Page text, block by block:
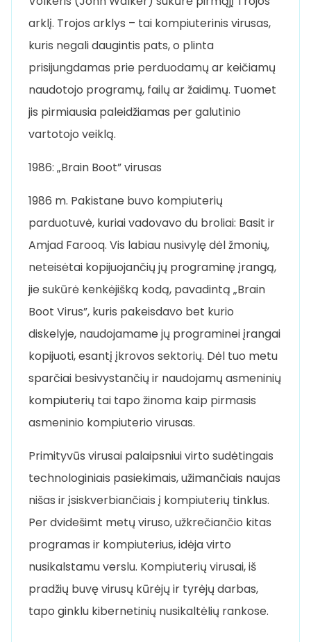
arklį. Trojos arklys – tai kompiuterinis virusas,
kuris negali daugintis pats, o plinta
prisijungdamas prie perduodamų ar keičiamų
naudotojo programų, failų ar žaidimų. Tuomet
jis pirmiausia paleidžiamas per galutinio
vartotojo veiklą.
1986: „Brain Boot” virusas
1986 m. Pakistane buvo kompiuterių
parduotuvė, kuriai vadovavo du broliai: Basit ir
Amjad Farooq. Vis labiau nusivylę dėl žmonių,
neteisėtai kopijuojančių jų programinę įrangą,
jie sukūrė kenkėjišką kodą, pavadintą „Brain
Boot Virus”, kuris pakeisdavo bet kurio
diskelyje, naudojamame jų programinei įrangai
kopijuoti, esantį įkrovos sektorių. Dėl tuo metu
sparčiai besivystančių ir naudojamų asmeninių
kompiuterių tai tapo žinoma kaip pirmasis
asmeninio kompiuterio virusas.
Primityvūs virusai palaipsniui virto sudėtingais
technologiniais pasiekimais, užimančiais naujas
nišas ir įsiskverbiančiais į kompiuterių tinklus.
Per dvidešimt metų viruso, užkrečiančio kitas
programas ir kompiuterius, idėja virto
nusikalstamu verslu. Kompiuterių virusai, iš
pradžių buvę virusų kūrėjų ir tyrėjų darbas,
tapo ginklu kibernetinių nusikaltėlių rankose.